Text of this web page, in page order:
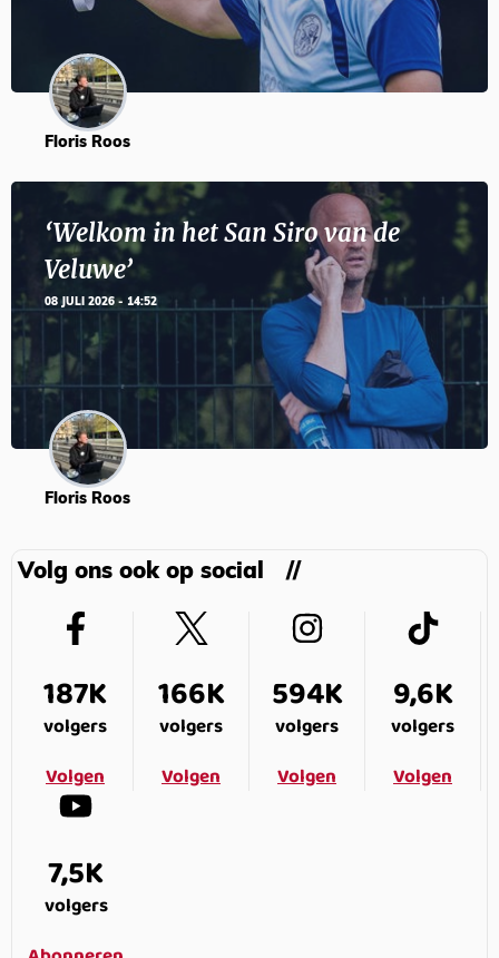
Floris Roos
‘Welkom in het San Siro van de
Veluwe’
08 JULI 2026 - 14:52
Floris Roos
Volg ons ook op social
187K
volgers
Volgen
166K
volgers
Volgen
594K
volgers
Volgen
9,6K
volgers
Volgen
7,5K
volgers